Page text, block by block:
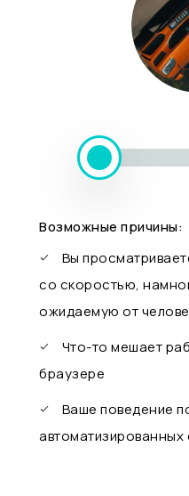
Возможные причины:
Вы
со скоростью,
ожидаемую от
Что-то мешает
браузере
Ваше поведение
автоматизированных